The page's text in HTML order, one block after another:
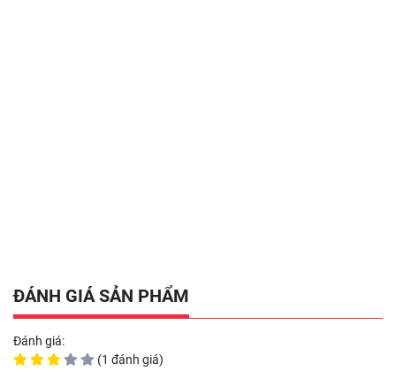
ĐÁNH GIÁ SẢN PHẨM
Đánh giá:
(1 đánh giá)